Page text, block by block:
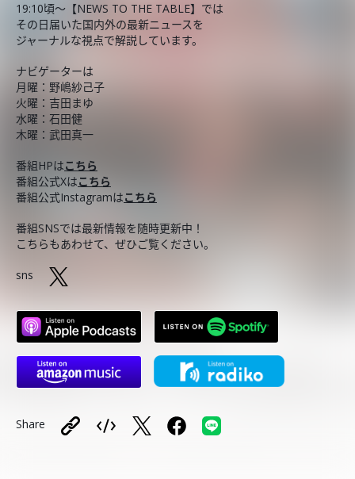
19:10頃～【NEWS TO THE TABLE】では
その日届いた国内外の最新ニュースを
ジャーナルな視点で解説しています。
ナビゲーターは
月曜：野嶋紗己子
火曜：吉田まゆ
水曜：石田健
木曜：武田真一
番組HPはこちら
番組公式Xはこちら
番組公式Instagramはこちら
番組SNSでは最新情報を随時更新中！
こちらもあわせて、ぜひご覧ください。
sns
Share